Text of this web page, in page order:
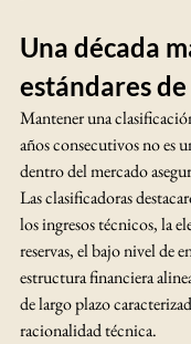
Una década
estándares
Mantener una
años consecutivos no es
dentro del mercado
Las clasificadoras
los ingresos técnicos, la
reservas, el bajo nivel de
estructura financiera
de largo plazo
racionalidad técnica.